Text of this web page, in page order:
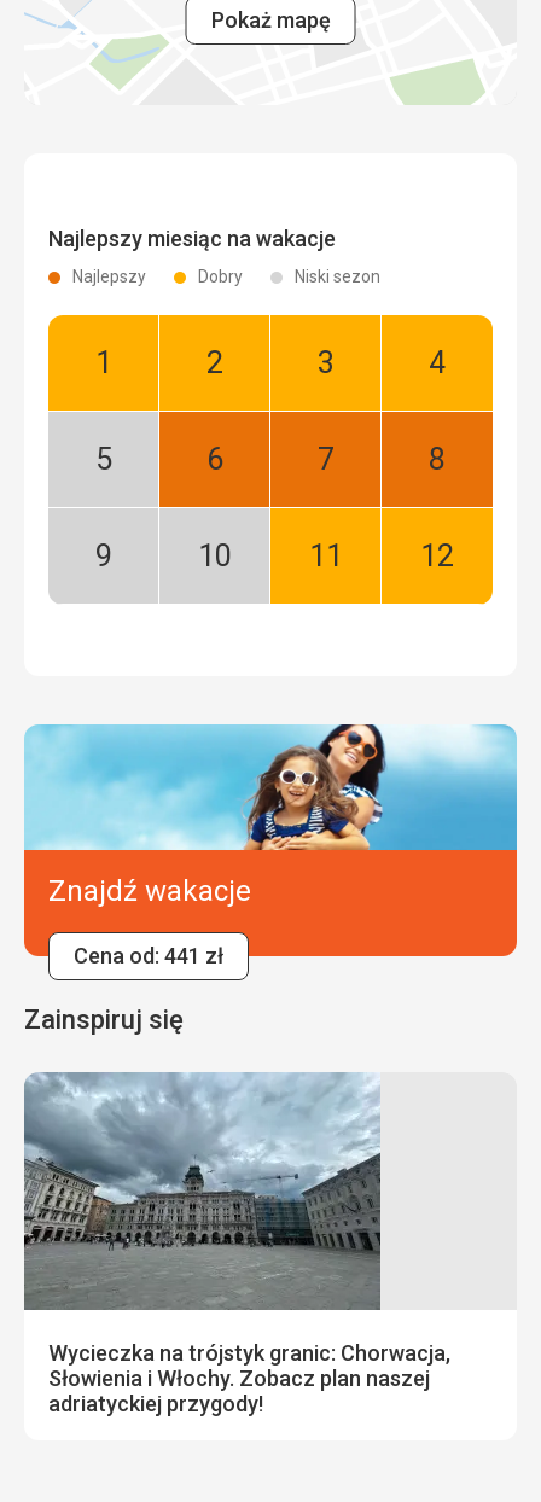
Pokaż mapę
Najlepszy miesiąc na wakacje
Najlepszy Dobry Niski sezon
Styczeń:
Luty:
Marzec:
Kwiecień:
Maj:
Czerwiec:
Lipiec:
Sierpień:
Wrzesień:
Październik:
Listopad:
Grudzień:
Znajdź wakacje
Cena od: 441 zł
Zainspiruj się
Wycieczka na trójstyk granic: Chorwacja,
Słowienia i Włochy. Zobacz plan naszej
adriatyckiej przygody!